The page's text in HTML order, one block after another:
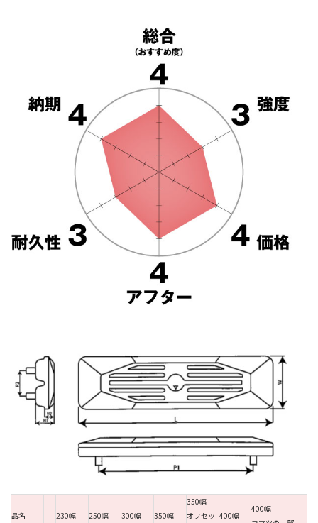
品名 230幅 250幅 300幅 350幅
350幅
オフセッ 400幅
400幅